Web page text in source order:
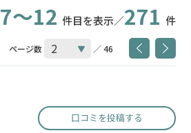
7～12 件目を表示／271 件
ページ数 ／ 46
口コミを投稿する